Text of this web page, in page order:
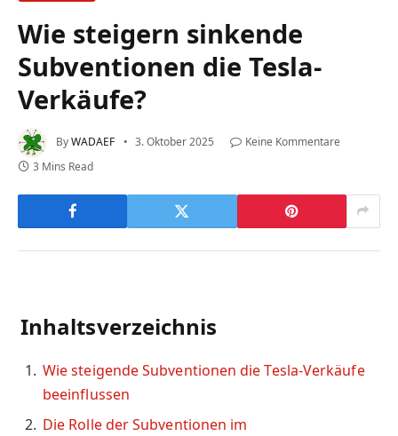
Wie steigern sinkende
Subventionen die Tesla-
Verkäufe?
ByWADAEF 3. Oktober 2025
Keine Kommentare
3 Mins Read
Inhaltsverzeichnis
Wie steigende Subventionen die Tesla-Verkäufe
beeinflussen
Die Rolle der Subventionen im